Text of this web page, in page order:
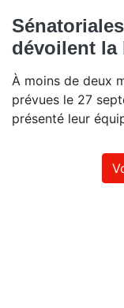
dévoilent la
À moins de deux
prévues le 27
présenté leur